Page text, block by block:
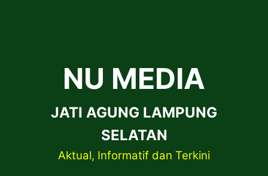
NU MEDIA
JATI AGUNG LAMPUNG
SELATAN
Aktual, Informatif dan Terkini